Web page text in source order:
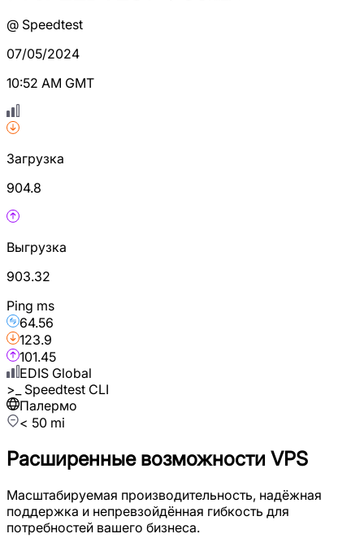
@ Speedtest
07/05/2024
10:52 AM GMT
Загрузка
904.8
Выгрузка
903.32
Ping ms
64.56
123.9
101.45
EDIS Global
>_ Speedtest CLI
Палермо
< 50 mi
Расширенные возможности VPS
Масштабируемая производительность, надёжная
поддержка и непревзойдённая гибкость для
потребностей вашего бизнеса.